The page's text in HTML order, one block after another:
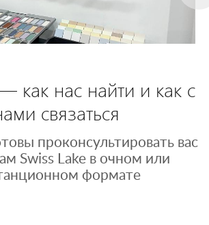
как нас найти и как с
связаться
проконсультировать вас
Swiss Lake в очном или
формате